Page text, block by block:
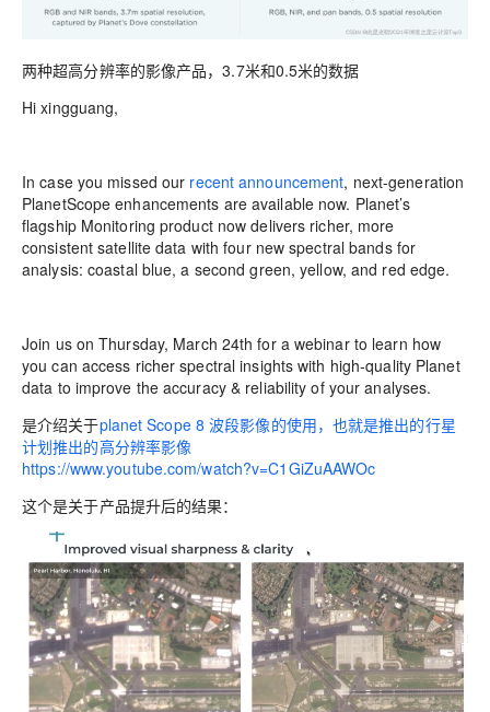
两种超高分辨率的影像产品，3.7米和0.5米的数据
Hi xingguang,
In case you missed our recent announcement, next-generation
PlanetScope enhancements are available now. Planet’s
flagship Monitoring product now delivers richer, more
consistent satellite data with four new spectral bands for
analysis: coastal blue, a second green, yellow, and red edge.
Join us onThursday, March 24th for a webinar to learn how
you can access richer spectral insights with high-quality Planet
data to improve the accuracy & reliability of your analyses.
是介绍关于planet Scope 8 波段影像的使用，也就是推出的行星
计划推出的高分辨率影像
https://www.youtube.com/watch?v=C1GiZuAAWOc
这个是关于产品提升后的结果：